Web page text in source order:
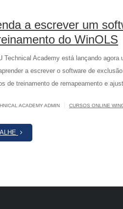
a escrever um
do WinOLS
Technical Academy está lançando
a escrever o software de
de treinamento de remapeamento e
ACADEMY ADMIN CURSOS ONLINE